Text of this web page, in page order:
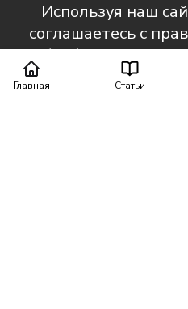
Главная Статьи
Используя наш
соглашаетесь с
обработки
данных.